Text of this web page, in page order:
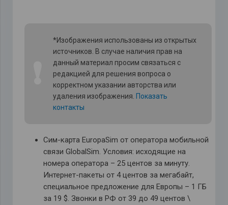
*Изображения использованы из открытых
источников. В случае наличия прав на
данный материал просим связаться с
редакцией для решения вопроса о
корректном указании авторства или
удаления изображения. Показать
контакты
Сим-карта EuropaSim от оператора мобильной
связи GlobalSim. Условия: исходящие на
номера оператора – 25 центов за минуту.
Интернет-пакеты от 4 центов за мегабайт,
специальное предложение для Европы – 1 ГБ
за 19 $. Звонки в РФ от 39 до 49 центов \